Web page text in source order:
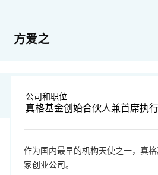
方爱之
公司和职位
真格基金创始合伙人兼首席执
作为国内最早的机构天使之一，真
家创业公司。